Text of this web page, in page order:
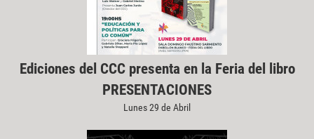
Ediciones del CCC presenta en la Feria del libro
PRESENTACIONES
Lunes 29 de Abril